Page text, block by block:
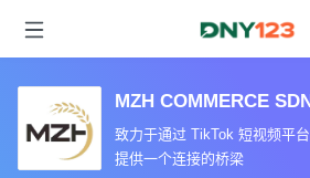
MZH COMMERCE
致力于通过 TikTok 短视频平
提供一个连接的桥梁